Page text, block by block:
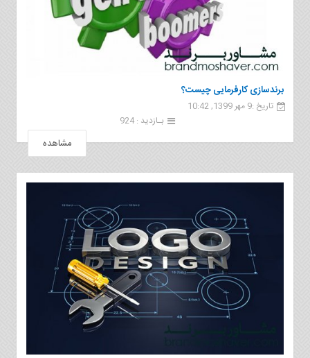
برندسازی کارفرمایی چیست؟
تاریخ :9 مهر 1399, 10:42
بـازدید : 924
مشاهده